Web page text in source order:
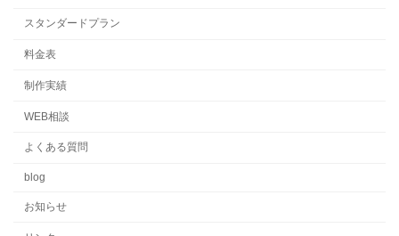
スタンダードプラン
料金表
制作実績
WEB相談
よくある質問
blog
お知らせ